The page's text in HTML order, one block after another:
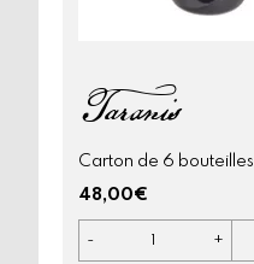
Taranis
Carton de 6 bouteilles
48,00€
-
quantité +